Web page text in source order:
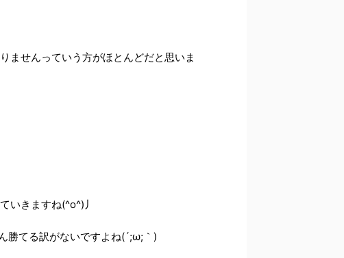
ませんっていう方がほとんどだと思いま
いきますね(^o^)丿
勝てる訳がないですよね(´;ω;｀)